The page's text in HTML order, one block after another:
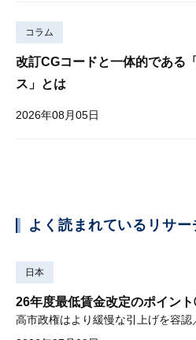
コラム
改訂CGコードと一体的である
ス」とは
2026年08月05日
よく読まれているリサー
日本
26年度最低賃金改定のポイン